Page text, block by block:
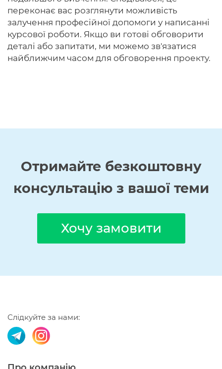
переконає вас розглянути можливість
залучення професійної допомоги у написанні
курсової роботи. Якщо ви готові обговорити
деталі або запитати, ми можемо зв'язатися
найближчим часом для обговорення проекту.
Отримайте безкоштовну
консультацію з вашої теми
Хочу замовити
Слідкуйте за нами: